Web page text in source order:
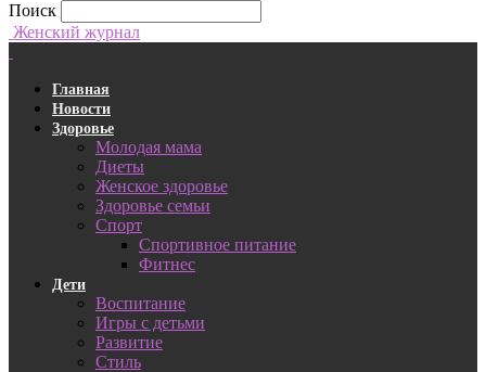
Поиск
Женский журнал
Главная
Новости
Здоровье
Молодая мама
Диеты
Женское здоровье
Здоровье семьи
Спорт
Спортивное питание
Фитнес
Дети
Воспитание
Игры с детьми
Развитие
Стиль